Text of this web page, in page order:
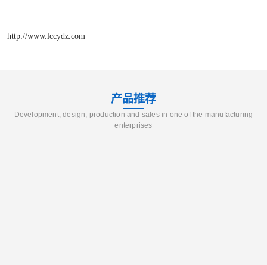
http://www.lccydz.com
产品推荐
Development, design, production and sales in one of the manufacturing
enterprises